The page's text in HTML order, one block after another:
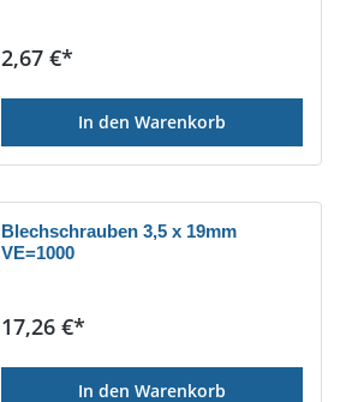
Regulärer Preis:
2,67 €*
In den Warenkorb
Blechschrauben 3,5 x 19mm
VE=1000
Regulärer Preis:
17,26 €*
In den Warenkorb